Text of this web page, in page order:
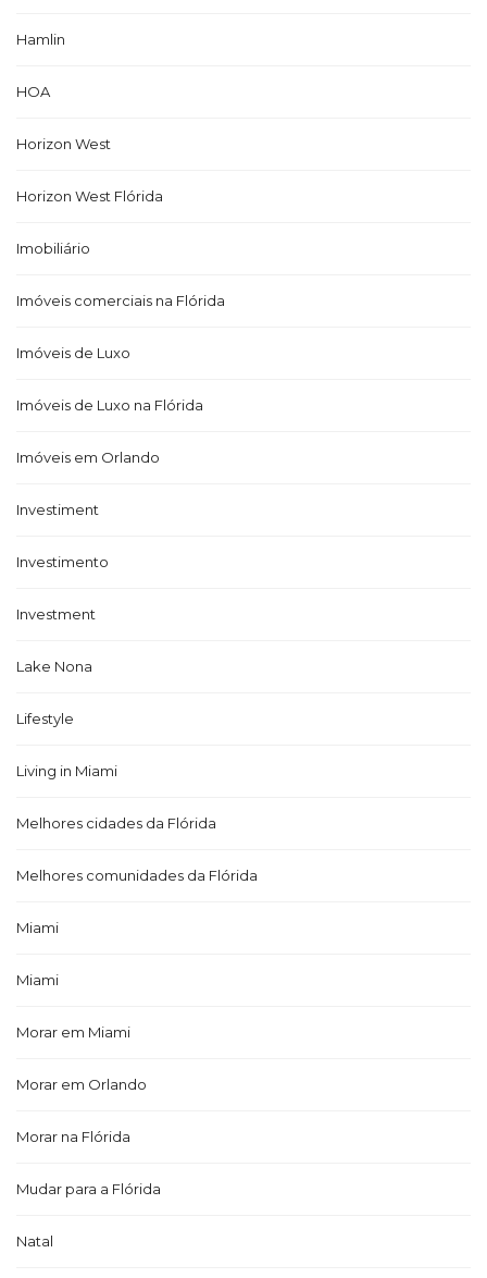
Hamlin
HOA
Horizon West
Horizon West Flórida
Imobiliário
Imóveis comerciais na Flórida
Imóveis de Luxo
Imóveis de Luxo na Flórida
Imóveis em Orlando
Investiment
Investimento
Investment
Lake Nona
Lifestyle
Living in Miami
Melhores cidades da Flórida
Melhores comunidades da Flórida
Miami
Miami
Morar em Miami
Morar em Orlando
Morar na Flórida
Mudar para a Flórida
Natal